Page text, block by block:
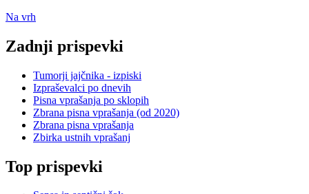
Na vrh
Zadnji prispevki
Tumorji jajčnika - izpiski
Izpraševalci po dnevih
Pisna vprašanja po sklopih
Zbrana pisna vprašanja (od 2020)
Zbrana pisna vprašanja
Zbirka ustnih vprašanj
Top prispevki